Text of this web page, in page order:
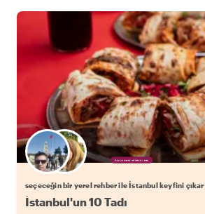
Favori yerel rehberini seç
seçeceğin bir yerel rehber ile İstanbul keyfini çıkar
İstanbul'un 10 Tadı